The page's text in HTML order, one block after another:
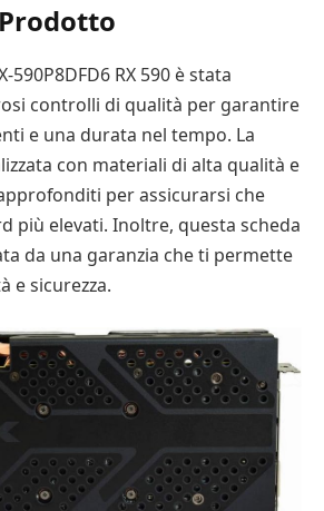
590P8DFD6 RX 590 è stata
controlli di qualità per garantire
e una durata nel tempo. La
con materiali di alta qualità e
per assicurarsi che
più elevati. Inoltre, questa scheda
da una garanzia che ti permette
e sicurezza.